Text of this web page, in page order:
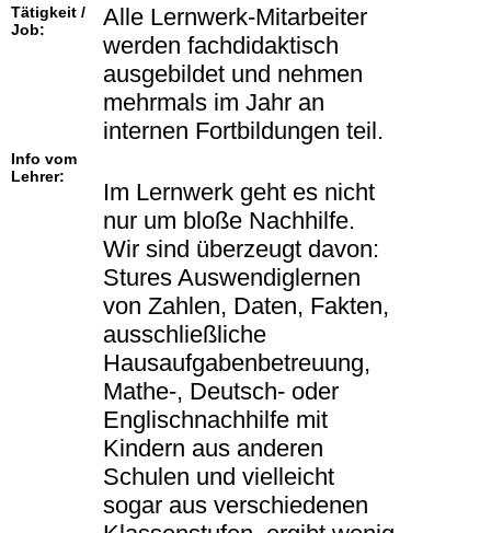
Tätigkeit /
Job:
Alle Lernwerk-Mitarbeiter
werden fachdidaktisch
ausgebildet und nehmen
mehrmals im Jahr an
internen Fortbildungen teil.
Info vom
Lehrer:
Im Lernwerk geht es nicht
nur um bloße Nachhilfe.
Wir sind überzeugt davon:
Stures Auswendiglernen
von Zahlen, Daten, Fakten,
ausschließliche
Hausaufgabenbetreuung,
Mathe-, Deutsch- oder
Englischnachhilfe mit
Kindern aus anderen
Schulen und vielleicht
sogar aus verschiedenen